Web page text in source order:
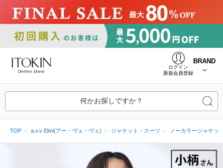
ログイン
新規会員登録
BRAND
何かお探しですか？
TOP a.v.v Elmi(アー・ヴェ・ヴェ) ジャケット・スーツ ノーカラージャケッ